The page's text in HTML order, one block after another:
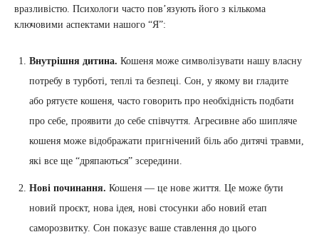
вразливістю. Психологи часто пов’язують його з кількома
ключовими аспектами нашого “Я”:
Внутрішня дитина. Кошеня може символізувати нашу власну
потребу в турботі, теплі та безпеці. Сон, у якому ви гладите
або рятуєте кошеня, часто говорить про необхідність подбати
про себе, проявити до себе співчуття. Агресивне або шипляче
кошеня може відображати пригнічений біль або дитячі травми,
які все ще “дряпаються” зсередини.
Нові починання. Кошеня — це нове життя. Це може бути
новий проєкт, нова ідея, нові стосунки або новий етап
саморозвитку. Сон показує ваше ставлення до цього